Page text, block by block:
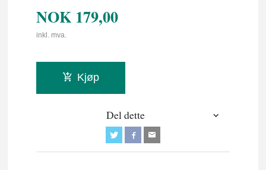
NOK 179,00
inkl. mva.
Kjøp
Del dette